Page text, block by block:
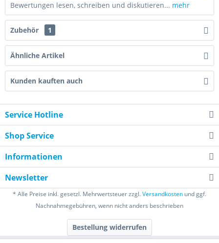
Bewertungen lesen, schreiben und diskutieren... mehr
Zubehör 1
Ähnliche Artikel
Kunden kauften auch
Service Hotline
Shop Service
Informationen
Newsletter
* Alle Preise inkl. gesetzl. Mehrwertsteuer zzgl.Versandkosten und ggf.
Nachnahmegebühren, wenn nicht anders beschrieben
Bestellung widerrufen